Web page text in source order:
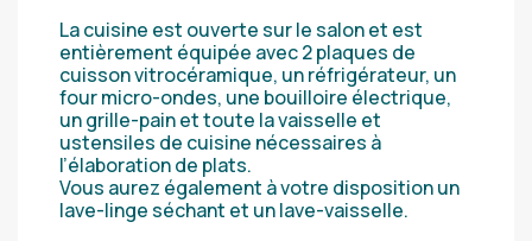
La cuisine est ouverte sur le salon et est
entièrement équipée avec 2 plaques de
cuisson vitrocéramique, un réfrigérateur, un
four micro-ondes, une bouilloire électrique,
un grille-pain et toute la vaisselle et
ustensiles de cuisine nécessaires à
l’élaboration de plats.
Vous aurez également à votre disposition un
lave-linge séchant et un lave-vaisselle.